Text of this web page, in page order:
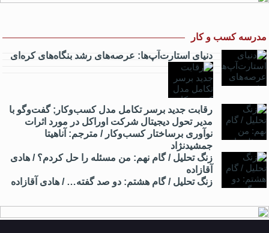
مدرسه کسب و کار
دنیای استارت‌آپ‌ها: عرصه‌های رشد بنگاه‌های کره‌ای‌
رقابت جدید برسر تکامل مدل کسب‌و‌کار; گفت‌وگو با
مدیر تحول دیجیتال شرکت اوراکل در مورد اثرات
نوآوری برساختار کسب‌وکار / مترجم: آناهیتا
جمشیدنژاد
زنگ تحلیل / گام نهم: من مسئله را حل کردم؟ / هادی
آقازاده
زنگ تحلیل / گام هشتم: دو صد گفته… / هادی آقازاده